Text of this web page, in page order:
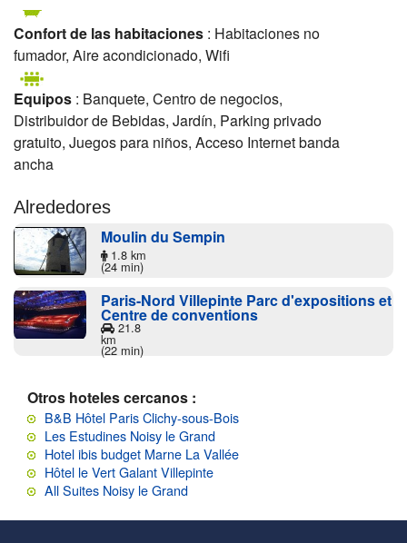
Confort de las habitaciones : Habitaciones no
fumador, Aire acondicionado, Wifi
Equipos : Banquete, Centro de negocios,
Distribuidor de Bebidas, Jardín, Parking privado
gratuito, Juegos para niños, Acceso Internet banda
ancha
Alrededores
Moulin du Sempin
1.8 km
(24 min)
Paris-Nord Villepinte Parc d'expositions et
Centre de conventions
21.8
km
(22 min)
Otros hoteles cercanos :
B&B Hôtel Paris Clichy-sous-Bois
Les Estudines Noisy le Grand
Hotel ibis budget Marne La Vallée
Hôtel le Vert Galant Villepinte
All Suites Noisy le Grand